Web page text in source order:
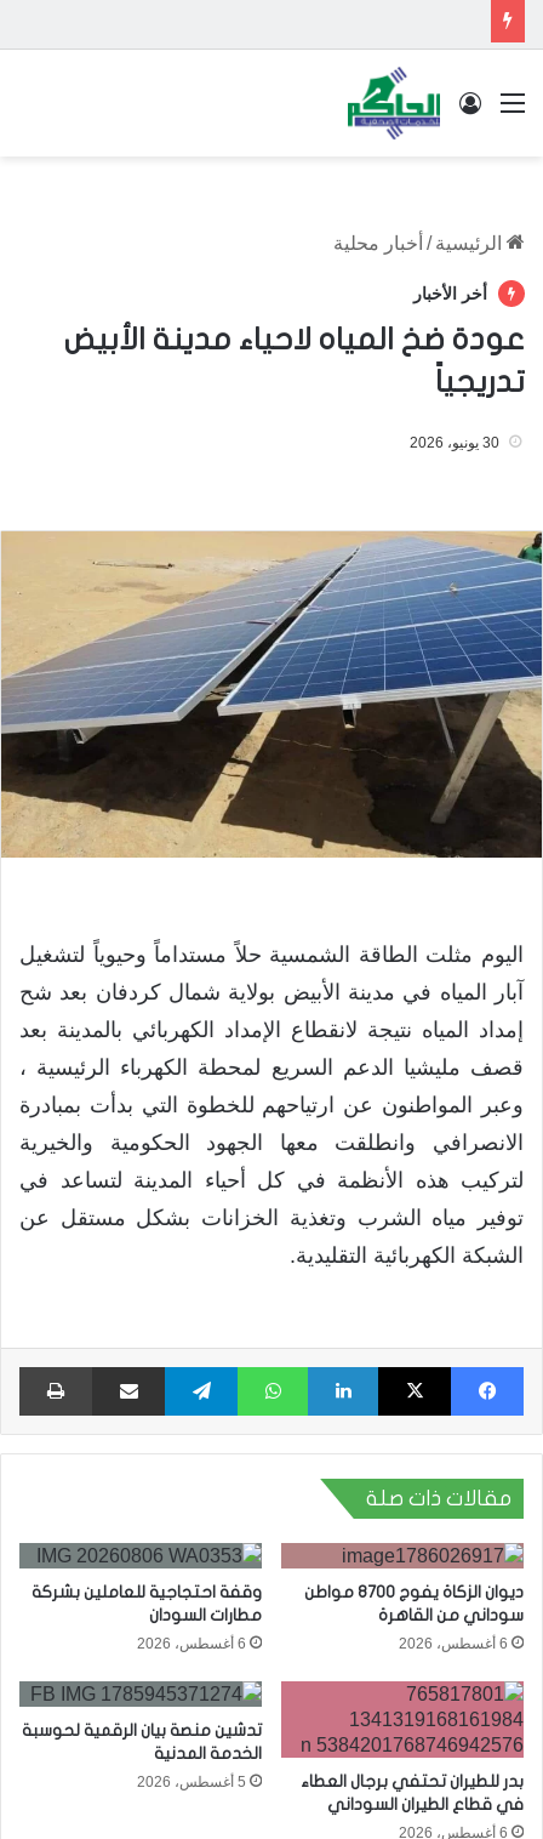
القائمة تسجيل الدخول
الرئيسية / أخبار محلية
أخر الأخبار
عودة ضخ المياه لاحياء مدينة الأبيض
تدريجياً
30 يونيو، 2026
اليوم مثلت الطاقة الشمسية حلاً مستداماً وحيوياً لتشغيل
آبار المياه في مدينة الأبيض بولاية شمال كردفان بعد شح
إمداد المياه نتيجة لانقطاع الإمداد الكهربائي بالمدينة بعد
قصف مليشيا الدعم السريع لمحطة الكهرباء الرئيسية ،
وعبر المواطنون عن ارتياحهم للخطوة التي بدأت بمبادرة
الانصرافي وانطلقت معها الجهود الحكومية والخيرية
لتركيب هذه الأنظمة في كل أحياء المدينة لتساعد في
توفير مياه الشرب وتغذية الخزانات بشكل مستقل عن
الشبكة الكهربائية التقليدية.
فيسبوك X لينكدإن واتساب تيلقرام مشاركة عبر البريد
مقالات ذات صلة
ديوان الزكاة يفوج 8700 مواطن
سوداني من القاهرة
6 أغسطس، 2026
وقفة احتجاجية للعاملين بشركة
مطارات السودان
6 أغسطس، 2026
بدر للطيران تحتفي برجال العطاء
في قطاع الطيران السوداني
6 أغسطس، 2026
تدشين منصة بيان الرقمية لحوسبة
الخدمة المدنية
5 أغسطس، 2026